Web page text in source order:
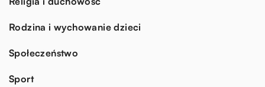
Rodzina i wychowanie dzieci
Społeczeństwo
Sport